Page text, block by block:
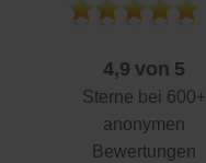
4,9 von 5
Sterne bei 600+
anonymen
Bewertungen